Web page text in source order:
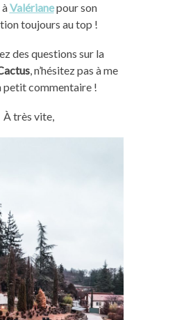
Valérianepour son
toujours autop !
des questions sur la
, n’hésitez pas à me
petit commentaire !
À très vite,